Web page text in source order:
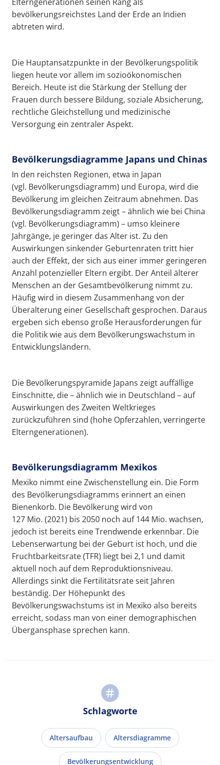
bevölkerungsreichstes Land der Erde an Indien
abtreten wird.
Die Hauptansatzpunkte in der Bevölkerungspolitik
liegen heute vor allem im sozioökonomischen
Bereich. Heute ist die Stärkung der Stellung der
Frauen durch bessere Bildung, soziale Absicherung,
rechtliche Gleichstellung und medizinische
Versorgung ein zentraler Aspekt.
Bevölkerungsdiagramme Japans und Chinas
In den reichsten Regionen, etwa in Japan
(vgl. Bevölkerungsdiagramm) und Europa, wird die
Bevölkerung im gleichen Zeitraum abnehmen. Das
Bevölkerungsdiagramm zeigt – ähnlich wie bei China
(vgl. Bevölkerungsdiagramm) – umso kleinere
Jahrgänge, je geringer das Alter ist. Zu den
Auswirkungen sinkender Geburtenraten tritt hier
auch der Effekt, der sich aus einer immer geringeren
Anzahl potenzieller Eltern ergibt. Der Anteil älterer
Menschen an der Gesamtbevölkerung nimmt zu.
Häufig wird in diesem Zusammenhang von der
Überalterung einer Gesellschaft gesprochen. Daraus
ergeben sich ebenso große Herausforderungen für
die Politik wie aus dem Bevölkerungswachstum in
Entwicklungsländern.
Die Bevölkerungspyramide Japans zeigt auffällige
Einschnitte, die – ähnlich wie in Deutschland – auf
Auswirkungen des Zweiten Weltkrieges
zurückzuführen sind (hohe Opferzahlen, verringerte
Elterngenerationen).
Bevölkerungsdiagramm Mexikos
Mexiko nimmt eine Zwischenstellung ein. Die Form
des Bevölkerungsdiagramms erinnert an einen
Bienenkorb. Die Bevölkerung wird von
127 Mio. (2021) bis 2050 noch auf 144 Mio. wachsen,
jedoch ist bereits eine Trendwende erkennbar. Die
Lebenserwartung bei der Geburt ist hoch, und die
Fruchtbarkeitsrate (TFR) liegt bei 2,1 und damit
aktuell noch auf dem Reproduktionsniveau.
Allerdings sinkt die Fertilitätsrate seit Jahren
beständig. Der Höhepunkt des
Bevölkerungswachstums ist in Mexiko also bereits
erreicht, sodass man von einer demographischen
Übergansphase sprechen kann.
Schlagworte
Altersaufbau Altersdiagramme
Bevölkerungsentwicklung